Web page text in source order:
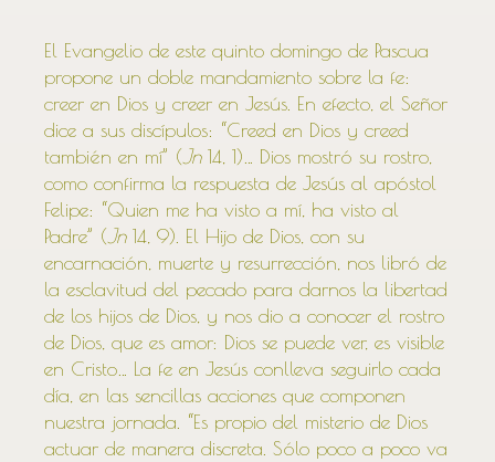
El Evangelio de este quinto domingo de Pascua
propone un doble mandamiento sobre la fe:
creer en Dios y creer en Jesús. En efecto, el Señor
dice a sus discípulos: “Creed en Dios y creed
también en mí” (Jn14, 1)… Dios mostró su rostro,
como confirma la respuesta de Jesús al apóstol
Felipe: “Quien me ha visto a mí, ha visto al
Padre” (Jn 14, 9). El Hijo de Dios, con su
encarnación, muerte y resurrección, nos libró de
la esclavitud del pecado para darnos la libertad
de los hijos de Dios, y nos dio a conocer el rostro
de Dios, que es amor: Dios se puede ver, es visible
en Cristo… La fe en Jesús conlleva seguirlo cada
día, en las sencillas acciones que componen
nuestra jornada. “Es propio del misterio de Dios
actuar de manera discreta. Sólo poco a poco va